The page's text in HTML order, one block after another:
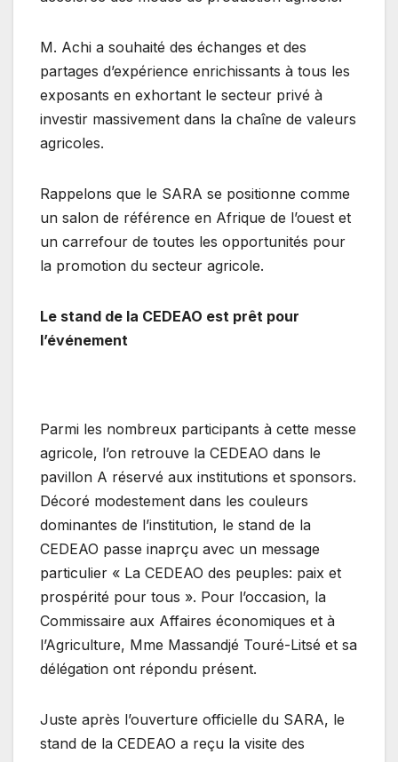
M. Achi a souhaité des échanges et des
partages d’expérience enrichissants à tous les
exposants en exhortant le secteur privé à
investir massivement dans la chaîne de valeurs
agricoles.
Rappelons que le SARA se positionne comme
un salon de référence en Afrique de l’ouest et
un carrefour de toutes les opportunités pour
la promotion du secteur agricole.
Le stand de la CEDEAO est prêt pour
l’événement
Parmi les nombreux participants à cette messe
agricole, l’on retrouve la CEDEAO dans le
pavillon A réservé aux institutions et sponsors.
Décoré modestement dans les couleurs
dominantes de l’institution, le stand de la
CEDEAO passe inaprçu avec un message
particulier « La CEDEAO des peuples: paix et
prospérité pour tous ». Pour l’occasion, la
Commissaire aux Affaires économiques et à
l’Agriculture, Mme Massandjé Touré-Litsé et sa
délégation ont répondu présent.
Juste après l’ouverture officielle du SARA, le
stand de la CEDEAO a reçu la visite des